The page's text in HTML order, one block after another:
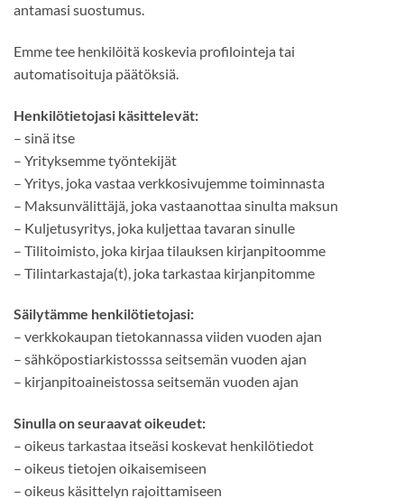
antamasi suostumus.
Emme tee henkilöitä koskevia profilointeja tai
automatisoituja päätöksiä.
Henkilötietojasi käsittelevät:
– sinä itse
– Yrityksemme työntekijät
– Yritys, joka vastaa verkkosivujemme toiminnasta
– Maksunvälittäjä, joka vastaanottaa sinulta maksun
– Kuljetusyritys, joka kuljettaa tavaran sinulle
– Tilitoimisto, joka kirjaa tilauksen kirjanpitoomme
– Tilintarkastaja(t), joka tarkastaa kirjanpitomme
Säilytämme henkilötietojasi:
– verkkokaupan tietokannassa viiden vuoden ajan
– sähköpostiarkistosssa seitsemän vuoden ajan
– kirjanpitoaineistossa seitsemän vuoden ajan
Sinulla on seuraavat oikeudet:
– oikeus tarkastaa itseäsi koskevat henkilötiedot
– oikeus tietojen oikaisemiseen
– oikeus käsittelyn rajoittamiseen